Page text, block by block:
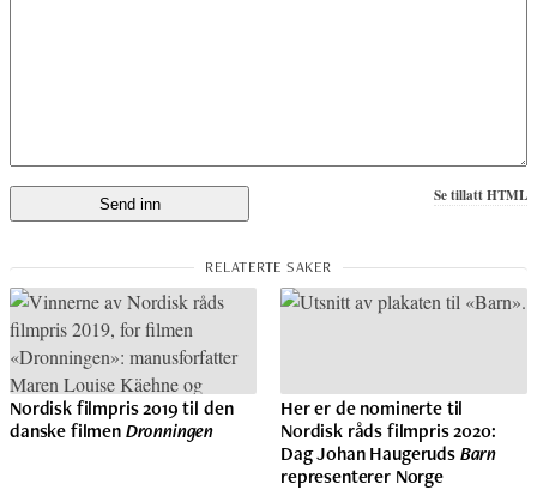
Se tillatt HTML
Nordisk filmpris 2019 til den
danske filmenDronningen
Her er de nominerte til
Nordisk råds filmpris 2020:
Dag Johan HaugerudsBarn
representerer Norge